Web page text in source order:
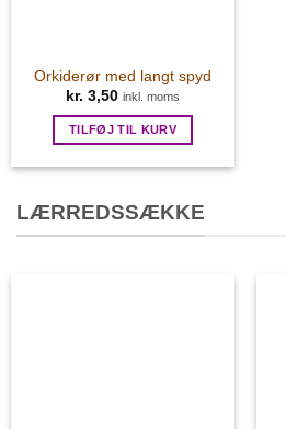
Orkiderør med langt spyd
kr. 3,50 inkl. moms
TILFØJ TIL KURV
LÆRREDSSÆKKE